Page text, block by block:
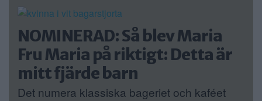
NOMINERAD: Så blev Maria
Fru Maria på riktigt: Detta är
mitt fjärde barn
Det numera klassiska bageriet och kaféet